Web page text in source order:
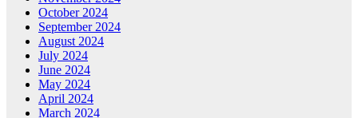
October 2024
September 2024
August 2024
July 2024
June 2024
May 2024
April 2024
March 2024